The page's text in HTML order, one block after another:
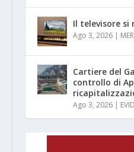
Il televisore si
Ago 3, 2026|
Cartiere del
controllo di
Ago 3, 2026|